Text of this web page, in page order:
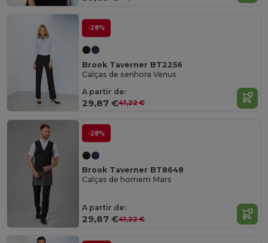
-28%
Brook Taverner BT2256
Calças de senhora Venus
A partir de:
29,87 €41,22 €
-28%
Brook Taverner BT8648
Calças de homem Mars
A partir de:
29,87 €41,22 €